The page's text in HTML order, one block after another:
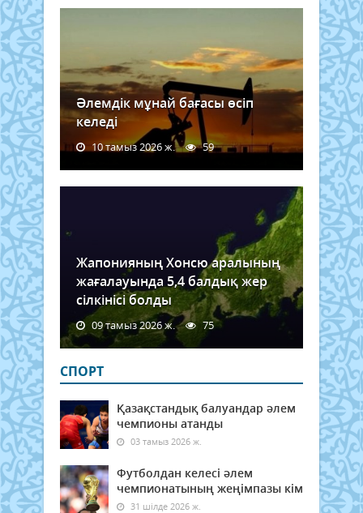
Әлемдік мұнай бағасы өсіп
келеді
10 тамыз 2026 ж. 59
Жапонияның Хонсю аралының
жағалауында 5,4 балдық жер
сілкінісі болды
09 тамыз 2026 ж. 75
СПОРТ
Қазақстандық балуандар әлем
чемпионы атанды
03 тамыз 2026 ж.
Футболдан келесі әлем
чемпионатының жеңімпазы кім
31 шілде 2026 ж.